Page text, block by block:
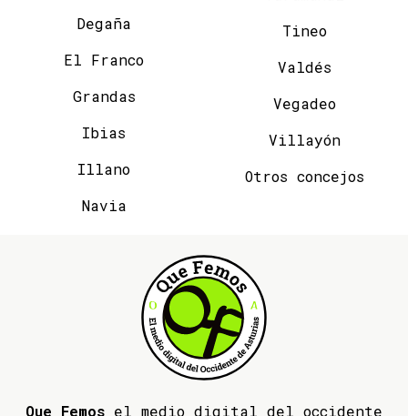
Degaña
El Franco
Grandas
Ibias
Illano
Navia
Tineo
Valdés
Vegadeo
Villayón
Otros concejos
Que Femos el medio digital del occidente